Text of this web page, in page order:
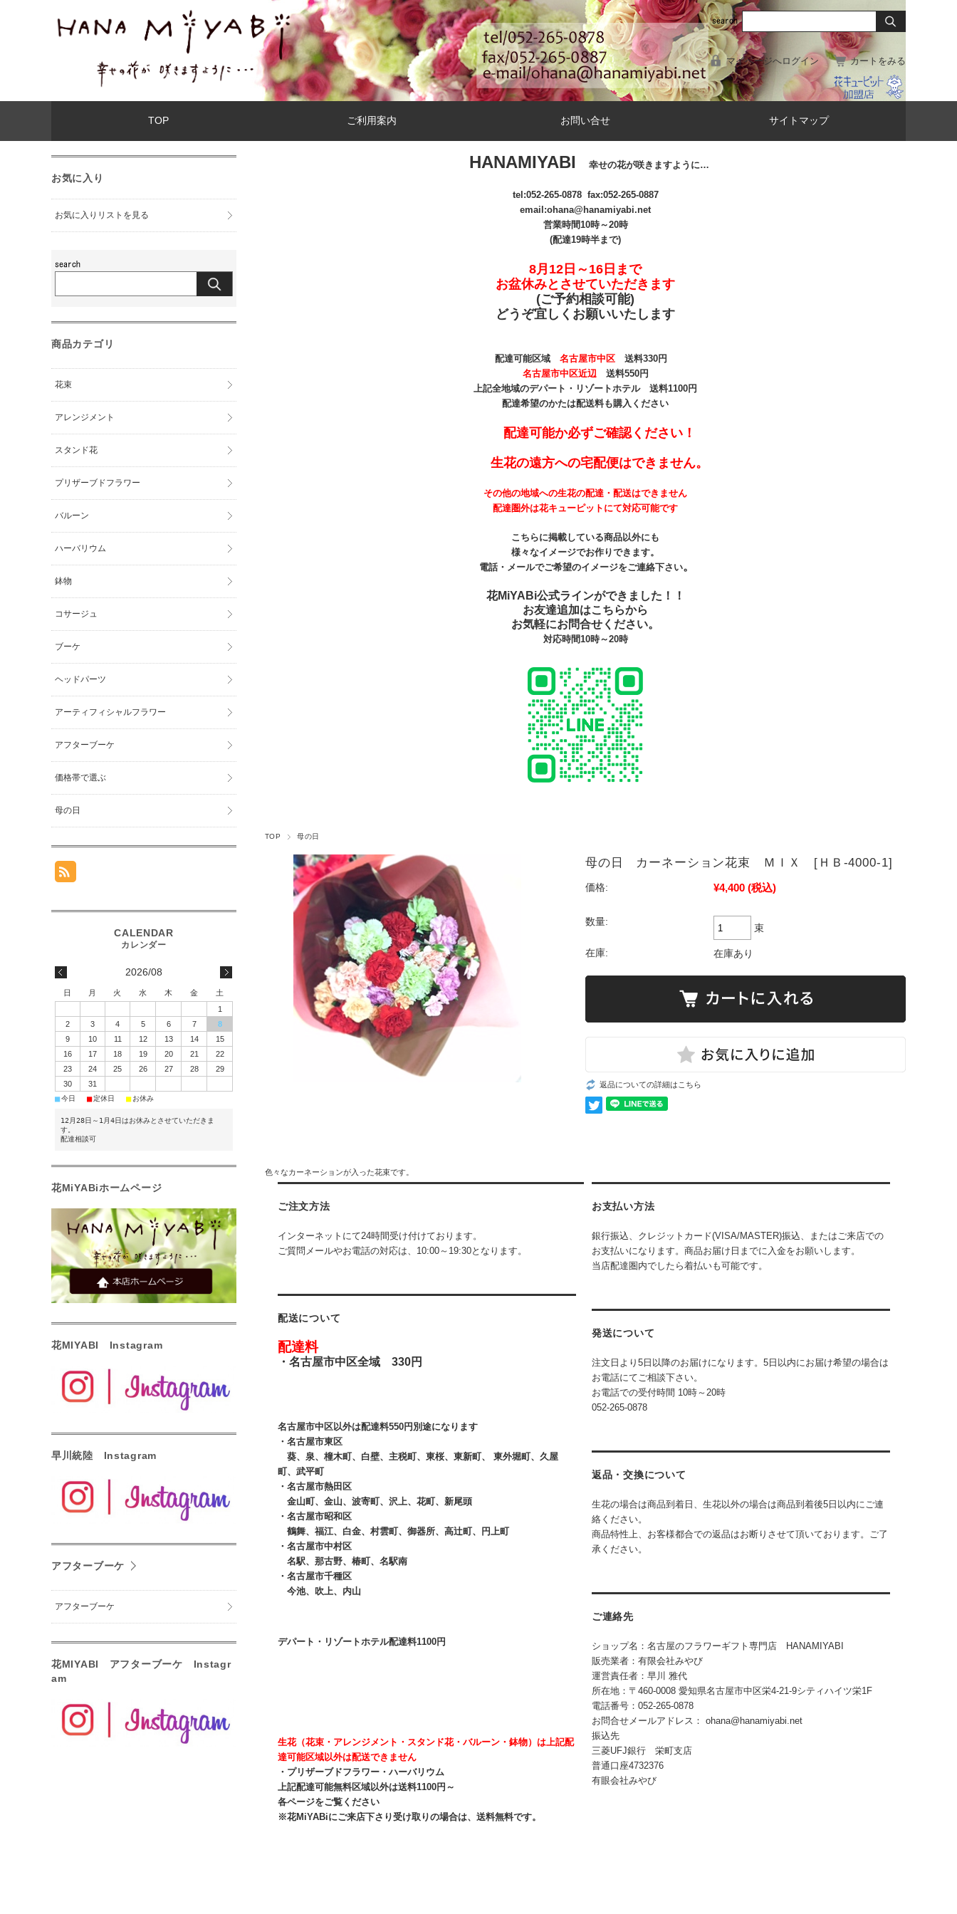
マイページへログイン カートをみる
TOP ご利用案内 お問い合せ サイトマップ
HANAMIYABI 幸せの花が咲きますように…
tel:052-265-0878fax:052-265-0887
email :ohana@hanamiyabi.net
営業時間10時～20時
(配達19時半まで)
8月12日～16日まで
お盆休みとさせていただきます
(ご予約相談可能)
どうぞ宜しくお願いいたします
配達可能区域 名古屋市中区送料330円
名古屋市中区近辺送料550円
上記全地域のデパート・リゾートホテル 送料1100円
配達希望のかたは配送料も購入ください
配達可能か必ずご確認ください！
生花の遠方への宅配便はできません。
その他の地域への生花の配達・配送はできません
配達圏外は花キューピットにて対応可能です
こちらに掲載している商品以外にも
様々なイメージでお作りできます。
電話・メールでご希望のイメージをご連絡下さい。
花MiYABi公式ラインができました！！
お友達追加はこちらから
お気軽にお問合せください。
対応時間10時～20時
TOP 母の日
母の日 カーネーション花束 ＭＩＸ [ＨＢ-4000-1]
価格: ¥4,400 (税込)
数量:
束
在庫: 在庫あり
返品についての詳細はこちら
色々なカーネーションが入った花束です。
ご注文方法
インターネットにて24時間受け付けております。
ご質問メールやお電話の対応は、10:00～19:30となります。
配送について
配達料
・ 名古屋市中区全域 330円
名古屋市中区以外は配達料550円別途になります
・ 名古屋市東区
葵、泉、橦木町、白壁、主税町、東桜、東新町、 東外堀町、久屋
町、武平町
・ 名古屋市熱田区
金山町、金山、波寄町、沢上、花町、新尾頭
・ 名古屋市昭和区
鶴舞、福江、白金、村雲町、御器所、高辻町、円上町
・ 名古屋市中村区
名駅、那古野、椿町、名駅南
・ 名古屋市千種区
今池、吹上、内山
デパート・リゾートホテル配達料1100円
生花（花束・アレンジメント・スタンド花・バルーン・鉢物）は上記配
達可能区域以外は配送できません
・プリザーブドフラワー・ハーバリウム
上記配達可能無料区域以外は送料1100円～
各ページをご覧ください
※花MiYABiにご来店下さり受け取りの場合は、送料無料です。
お支払い方法
銀行振込、クレジットカード(VISA/MASTER)振込、またはご来店での
お支払いになります。商品お届け日までに入金をお願いします。
当店配達圏内でしたら着払いも可能です。
発送について
注文日より5日以降のお届けになります。5日以内にお届け希望の場合は
お電話にてご相談下さい。
お電話での受付時間 10時～20時
052-265-0878
返品・交換について
生花の場合は商品到着日、生花以外の場合は商品到着後5日以内にご連
絡ください。
商品特性上、お客様都合での返品はお断りさせて頂いております。ご了
承ください。
ご連絡先
ショップ名：名古屋のフラワーギフト専門店 HANAMIYABI
販売業者：有限会社みやび
運営責任者：早川 雅代
所在地：〒460-0008 愛知県名古屋市中区栄4-21-9シティハイツ栄1F
電話番号：052-265-0878
お問合せメールアドレス： ohana@hanamiyabi.net
振込先
三菱UFJ銀行 栄町支店
普通口座4732376
有眼会社みやび
お気に入り
お気に入りリストを見る
商品カテゴリ
花束
アレンジメント
スタンド花
プリザーブドフラワー
バルーン
ハーバリウム
鉢物
コサージュ
ブーケ
ヘッドパーツ
アーティフィシャルフラワー
アフターブーケ
価格帯で選ぶ
母の日
2026/08
日 月 火 水 木 金
土
1
2
3 4 5 6 7
8
9
10 11 12 13 14
15
16
17 18 19 20 21
22
23
24 25 26 27 28
29
30
31
■今日 ■定休日 ■ お休み
12月28日～1月4日はお休みとさせていただきま
す。
配達相談可
花MiYABiホームページ
花MIYABI Instagram
早川統陸 Instagram
アフターブーケ
アフターブーケ
花MIYABI アフターブーケ Instagr
am